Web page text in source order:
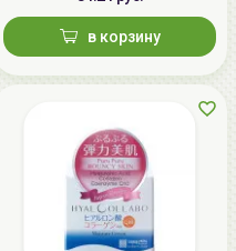
в корзину